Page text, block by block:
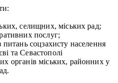
селищних, міських рад;
послуг;
питань соцзахисту населення
та Севастополі
органів міських, районних у